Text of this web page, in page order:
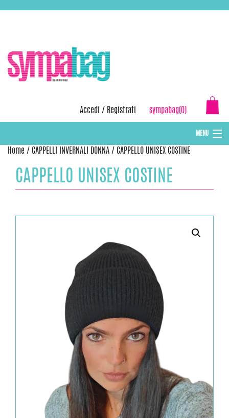
Accedi / Registrati sympabag(0)
MENU
CAPPELLI INVERNALI DONNA
CAPPELLI INVERNALI BAMBINI
BORSE MARE E POCHETTES
Home / CAPPELLI INVERNALI DONNA / CAPPELLO UNISEX COSTINE
CAPPELLO UNISEX COSTINE